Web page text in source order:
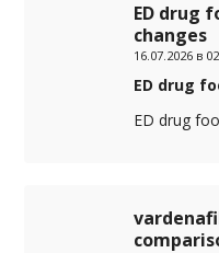
ED drug
changes
16.07.2026 в
ED drug
ED drug